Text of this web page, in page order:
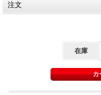
注文
在庫